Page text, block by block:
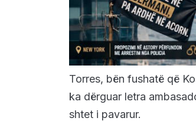
Torres, bën fushatë që
ka dërguar letra
shtet i pavarur.